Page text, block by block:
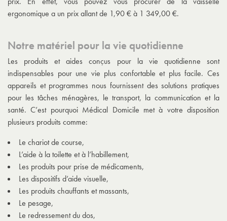
ergonomique a un prix allant de 1,90 € à 1 349,00 €.
Notre matériel pour la vie quotidienne
Les produits et aides conçus pour la vie quotidienne sont
indispensables pour une vie plus confortable et plus facile. Ces
appareils et programmes nous fournissent des solutions pratiques
pour les tâches ménagères, le transport, la communication et la
santé. C’est pourquoi Médical Domicile met à votre disposition
plusieurs produits comme:
Le chariot de course,
L’aide à la toilette et à l’habillement,
Les produits pour prise de médicaments,
Les dispositifs d’aide visuelle,
Les produits chauffants et massants,
Le pesage,
Le redressement du dos,